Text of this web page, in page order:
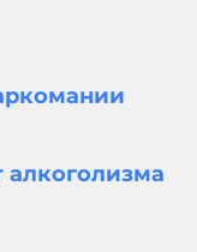
алкоголизма